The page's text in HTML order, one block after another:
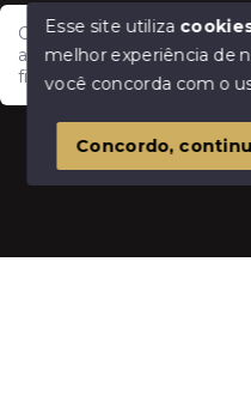
Olá! Fale com a Lilian
atendimento rápido para
financiar seu imóvel.
© Copyright 2026 - Lilian
SITE PARA IMOBILIARIA
Esse site utiliza
melhor experiência de
você concorda com o
Concordo,